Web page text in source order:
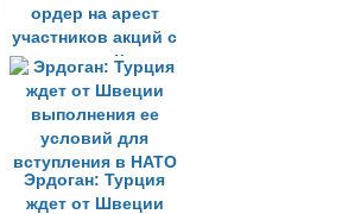
ордер на арест
участников акций с
сожжением Корана
в Швеции
Эрдоган: Турция
ждет от Швеции